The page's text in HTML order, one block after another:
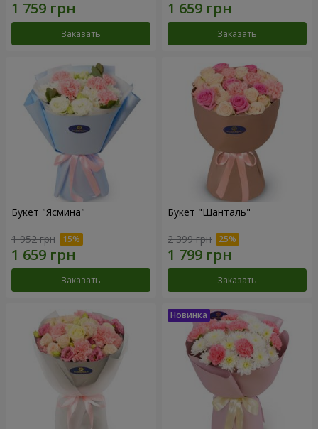
Заказать Заказать
Букет "Ясмина"
1 952 грн
Заказать
Букет "Шанталь"
2 399 грн
Заказать